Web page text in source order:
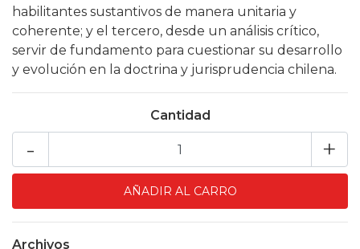
habilitantes sustantivos de manera unitaria y
coherente; y el tercero, desde un análisis crítico,
servir de fundamento para cuestionar su desarrollo
y evolución en la doctrina y jurisprudencia chilena.
Cantidad
+
-
Archivos